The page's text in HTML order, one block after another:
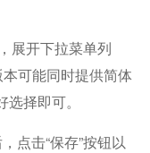
展开下拉菜单列
可能同时提供简体
择即可。‌
点击“保存”按钮以